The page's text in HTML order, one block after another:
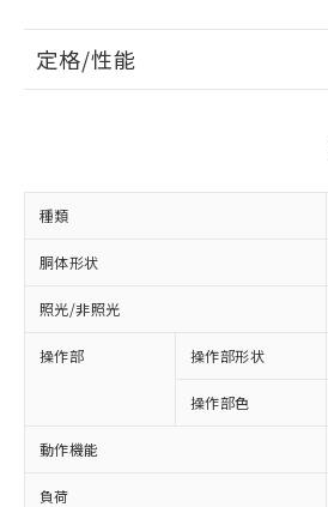
定格/性能
種類
胴体形状
照光/非照光
操作部 操作部形状
操作部色
動作機能
負荷